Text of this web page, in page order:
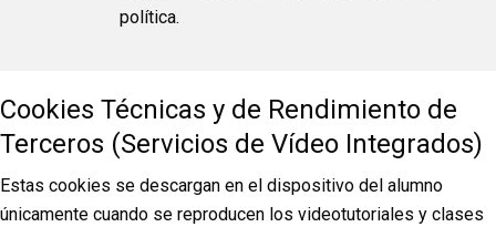
política.
Cookies Técnicas y de Rendimiento de
Terceros (Servicios de Vídeo Integrados)
Estas cookies se descargan en el dispositivo del alumno
únicamente cuando se reproducen los videotutoriales y clases